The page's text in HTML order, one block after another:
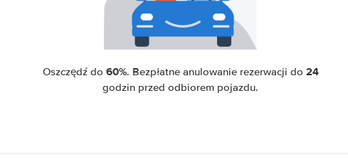
Oszczędź do 60%. Bezpłatne anulowanie rezerwacji do 24
godzin przed odbiorem pojazdu.